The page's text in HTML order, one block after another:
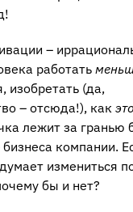
–
работать
изобретать (да,
– отсюда!), как это
лежит за гранью
компании.
измениться
бы и нет?